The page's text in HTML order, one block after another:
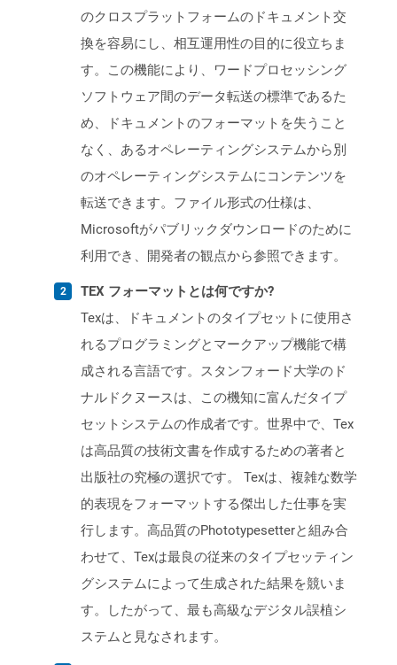
のクロスプラットフォームのドキュメント交
換を容易にし、相互運用性の目的に役立ちま
す。この機能により、ワードプロセッシング
ソフトウェア間のデータ転送の標準であるた
め、ドキュメントのフォーマットを失うこと
なく、あるオペレーティングシステムから別
のオペレーティングシステムにコンテンツを
転送できます。ファイル形式の仕様は、
Microsoftがパブリックダウンロードのために
利用でき、開発者の観点から参照できます。
TEX フォーマットとは何ですか?
Texは、ドキュメントのタイプセットに使用さ
れるプログラミングとマークアップ機能で構
成される言語です。スタンフォード大学のド
ナルドクヌースは、この機知に富んだタイプ
セットシステムの作成者です。世界中で、Tex
は高品質の技術文書を作成するための著者と
出版社の究極の選択です。 Texは、複雑な数学
的表現をフォーマットする傑出した仕事を実
行します。高品質のPhototypesetterと組み合
わせて、Texは最良の従来のタイプセッティン
グシステムによって生成された結果を競いま
す。したがって、最も高級なデジタル誤植シ
ステムと見なされます。